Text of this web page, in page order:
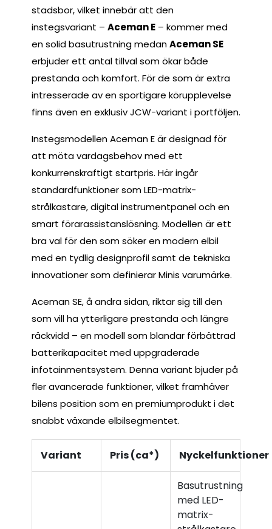
stadsbor, vilket innebär att den
instegsvariant – Aceman E – kommer med
en solid basutrustning medanAceman SE
erbjuder ett antal tillval som ökar både
prestanda och komfort. För de som är extra
intresserade av en sportigare körupplevelse
finns även en exklusiv JCW-variant i portföljen.
Instegsmodellen Aceman E är designad för
att möta vardagsbehov med ett
konkurrenskraftigt startpris. Här ingår
standardfunktioner som LED-matrix-
strålkastare, digital instrumentpanel och en
smart förarassistanslösning. Modellen är ett
bra val för den som söker en modern elbil
med en tydlig designprofil samt de tekniska
innovationer som definierar Minis varumärke.
Aceman SE, å andra sidan, riktar sig till den
som vill ha ytterligare prestanda och längre
räckvidd – en modell som blandar förbättrad
batterikapacitet med uppgraderade
infotainmentsystem. Denna variant bjuder på
fler avancerade funktioner, vilket framhäver
bilens position som en premiumprodukt i det
snabbt växande elbilsegmentet.
Variant Pris (ca*) Nyckelfunktioner
Basutrustning
med LED-
matrix-